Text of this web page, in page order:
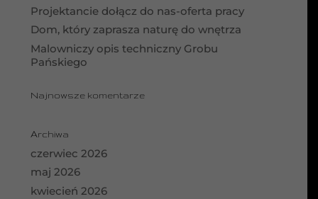
Projektancie dołącz do nas-oferta pracy
Dom, który zaprasza naturę do wnętrza
Malowniczy opis techniczny Grobu
Pańskiego
Najnowsze komentarze
Archiwa
czerwiec 2026
maj 2026
kwiecień 2026